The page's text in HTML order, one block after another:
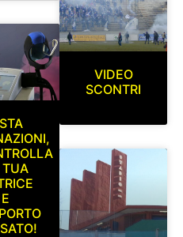
E
VIDEO
SCONTRI